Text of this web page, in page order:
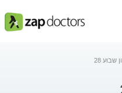
שבוע 28